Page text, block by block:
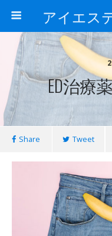
ED治療
Share Tweet